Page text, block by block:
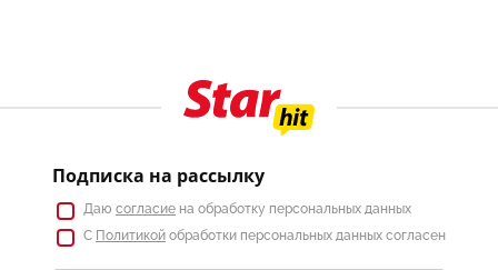
Подписка на рассылку
Даю согласие на обработку персональных данных
С Политикой обработки персональных данных согласен